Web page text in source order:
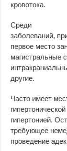
кровотока.
Среди
заболеваний,
первое место
магистральные
другие.
Часто имеет
гипертонией.
требующее
проведение